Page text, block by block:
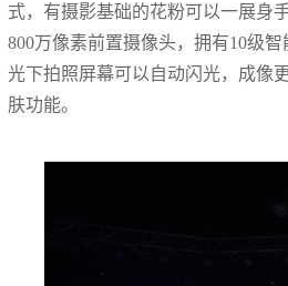
式，有摄影基础的花粉可以一展身
800万像素前置摄像头，拥有10级
光下拍照屏幕可以自动闪光，成像
肤功能。